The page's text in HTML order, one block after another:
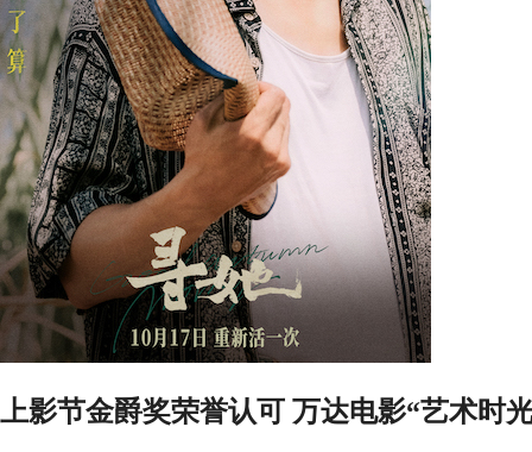
上影节金爵奖荣誉认可 万达电影“艺术时